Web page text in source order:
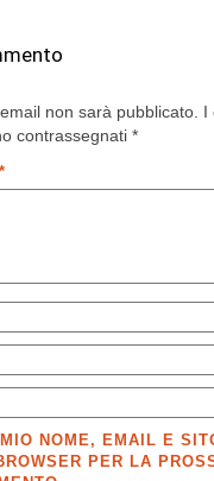
non sarà pubblicato. I
contrassegnati *
*
NOME, EMAIL E
PER LA